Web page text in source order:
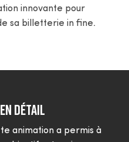
innovante pour
sa billetterie in fine.
détail
animation a permis à